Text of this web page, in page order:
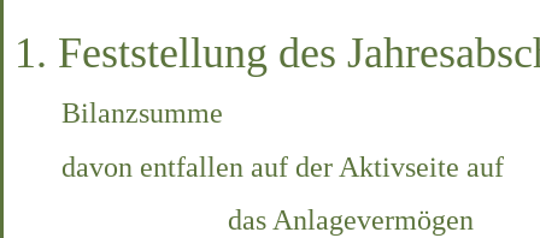
Feststellung des
Bilanzsumme
davon entfallen auf der Aktivseite auf
das Anlagevermögen